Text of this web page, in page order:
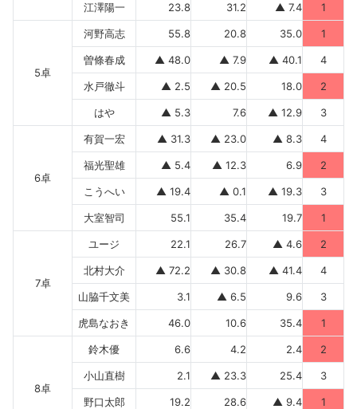
江澤陽一 23.8 31.2 ▲ 7.4 1
5卓
河野高志 55.8 20.8 35.0 1
曽條春成 ▲ 48.0 ▲ 7.9 ▲ 40.1 4
水戸徹斗 ▲ 2.5 ▲ 20.5 18.0 2
はや ▲ 5.3 7.6 ▲ 12.9 3
6卓
有賀一宏 ▲ 31.3 ▲ 23.0 ▲ 8.3 4
福光聖雄 ▲ 5.4 ▲ 12.3 6.9 2
こうへい ▲ 19.4 ▲ 0.1 ▲ 19.3 3
大室智司 55.1 35.4 19.7 1
7卓
ユージ 22.1 26.7 ▲ 4.6 2
北村大介 ▲ 72.2 ▲ 30.8 ▲ 41.4 4
山脇千文美 3.1 ▲ 6.5 9.6 3
虎島なおき 46.0 10.6 35.4 1
8卓
鈴木優 6.6 4.2 2.4 2
小山直樹 2.1 ▲ 23.3 25.4 3
野口太郎 19.2 28.6 ▲ 9.4 1